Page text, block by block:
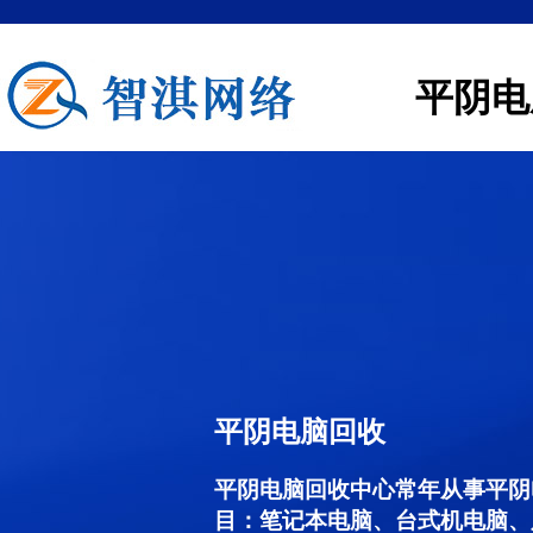
平阴
平阴电脑回收
平阴电脑回收中心常年从事平
目：笔记本电脑、台式机电脑